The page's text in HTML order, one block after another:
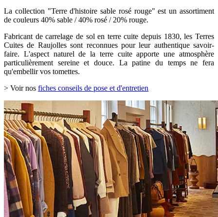
La collection "Terre d'histoire sable rosé rouge" est un assortiment
de couleurs 40% sable / 40% rosé / 20% rouge.
Fabricant de carrelage de sol en terre cuite depuis 1830, les Terres
Cuites de Raujolles sont reconnues pour leur authentique savoir-
faire. L'aspect naturel de la terre cuite apporte une atmosphère
particulièrement sereine et douce. La patine du temps ne fera
qu'embellir vos tomettes.
> Voir nos fiches conseils de pose et d'entretien